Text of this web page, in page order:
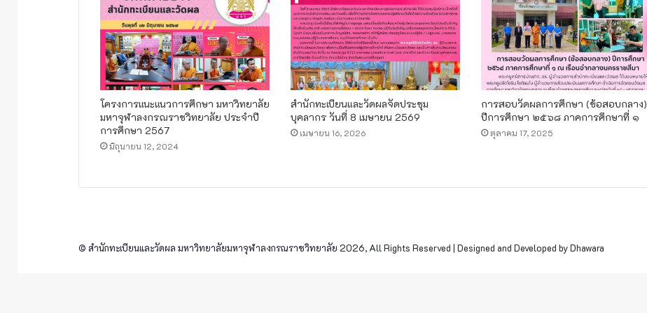
โครงการแนะแนวการศึกษา มหาวิทยาลัย
มหาจุฬาลงกรณราชวิทยาลัย ประจำปี
การศึกษา 2567
มิถุนายน 12, 2024
สำนักทะเบียนและวัดผลจัดประชุม
บุคลากร วันที่ 8 เมษายน 2569
เมษายน 16, 2026
การสอบวัดผลการศึกษา (ข้อสอบกลาง)
ปีการศึกษา ๒๕๖๘ ภาคการศึกษาที่ ๑
ตุลาคม 17, 2025
© สำนักทะเบียนและวัดผล มหาวิทยาลัยมหาจุฬาลงกรณราชวิทยาลัย 2026, All Rights Reserved | Designed and Developed by Dhawara